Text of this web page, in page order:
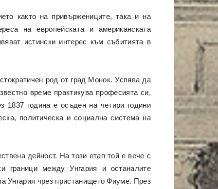
както на привържениците, така и на
на европейската и американската
истински интерес към събитията в
род от град Монок. Успява да
време практикува професията си,
1837 година е осъден на четири години
политическа и социална система на
дейност. На този етап той е вече с
граници между Унгария и останалите
Унгария чрез пристанището Фиуме. През